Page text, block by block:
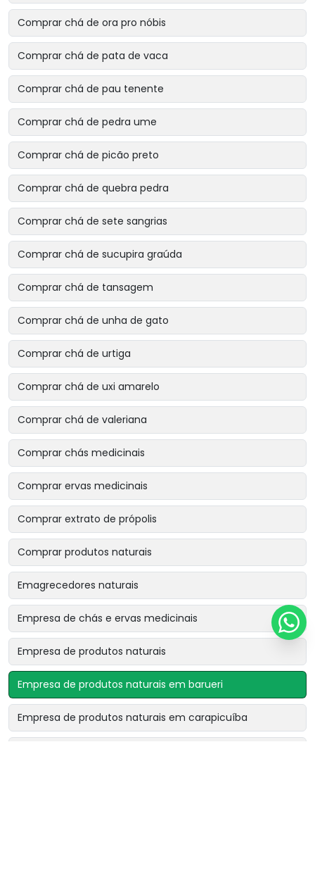
Comprar chá de ora pro nóbis
Comprar chá de pata de vaca
Comprar chá de pau tenente
Comprar chá de pedra ume
Comprar chá de picão preto
Comprar chá de quebra pedra
Comprar chá de sete sangrias
Comprar chá de sucupira graúda
Comprar chá de tansagem
Comprar chá de unha de gato
Comprar chá de urtiga
Comprar chá de uxi amarelo
Comprar chá de valeriana
Comprar chás medicinais
Comprar ervas medicinais
Comprar extrato de própolis
Comprar produtos naturais
Emagrecedores naturais
Empresa de chás e ervas medicinais
Empresa de produtos naturais
Empresa de produtos naturais em barueri
Empresa de produtos naturais em carapicuíba